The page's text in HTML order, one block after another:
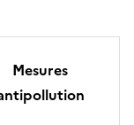
Mesures